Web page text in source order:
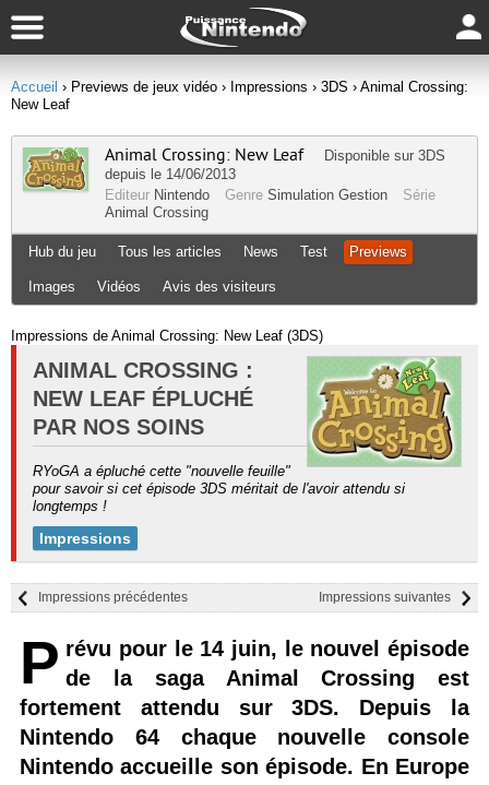
Accueil › Previews de jeux vidéo › Impressions › 3DS › Animal Crossing:
New Leaf
Animal Crossing: New Leaf Disponible sur 3DS
depuis le 14/06/2013
Editeur Nintendo Genre Simulation Gestion
Série
Animal Crossing
Hub du jeu Tous les articles News Test Previews
Images Vidéos Avis des visiteurs
Impressions de Animal Crossing: New Leaf (3DS)
ANIMAL CROSSING :
NEW LEAF ÉPLUCHÉ
PAR NOS SOINS
RYoGA a épluché cette "nouvelle feuille"
pour savoir si cet épisode 3DS méritait de l'avoir attendu si
longtemps !
Impressions
Impressions suivantes
Impressions précédentes
P révu pour le 14 juin, le nouvel épisode
de la saga Animal Crossing est
fortement attendu sur 3DS. Depuis la
Nintendo 64 chaque nouvelle console
Nintendo accueille son épisode. En Europe